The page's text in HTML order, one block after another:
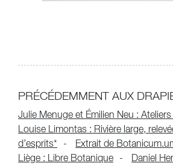
PRÉCÉDEMMENT AUX
Julie Menuge et Émilien Neu :
Louise Limontas : Rivière large,
d’esprits*
Extrait de
Liège : Libre Botanique
Daniel